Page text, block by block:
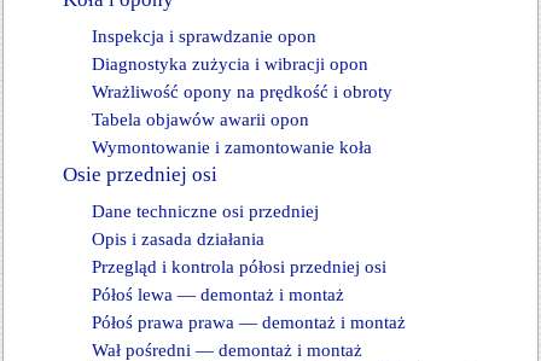
Inspekcja i sprawdzanie opon
Diagnostyka zużycia i wibracji opon
Wrażliwość opony na prędkość i obroty
Tabela objawów awarii opon
Wymontowanie i zamontowanie koła
Osie przedniej osi
Dane techniczne osi przedniej
Opis i zasada działania
Przegląd i kontrola półosi przedniej osi
Półoś lewa — demontaż i montaż
Półoś prawa prawa — demontaż i montaż
Wał pośredni — demontaż i montaż